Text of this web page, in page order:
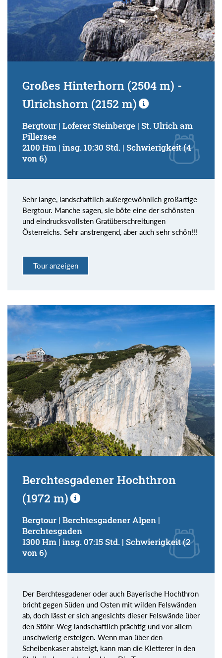
Großes Hinterhorn (2504 m) -
Ulrichshorn (2152 m)
Bergtour | Loferer Steinberge | St. Ulrich am
Pillersee
2100 Hm | insg. 10:30 Std. | Schwierigkeit (4
von 6)
Sehr lange, landschaftlich außergewöhnlich großartige
Bergtour. Manche sagen, sie böte eine der schönsten
und eindrucksvollsten Gratüberschreitungen
Österreichs. Sehr anstrengend, aber auch sehr schön!!!
Tour anzeigen
Berchtesgadener Hochthron
(1972 m)
Bergtour | Berchtesgadener Alpen |
Berchtesgaden
1300 Hm | insg. 07:15 Std. | Schwierigkeit (2
von 6)
Der Berchtesgadener oder auch Bayerische Hochthron
bricht gegen Süden und Osten mit wilden Felswänden
ab, doch lässt er sich angesichts dieser Felswände über
den Stöhr-Weg landschaftlich prächtig und vor allem
unschwierig ersteigen. Wenn man über den
Scheibenkaser absteigt, kann man die Kletterer in den